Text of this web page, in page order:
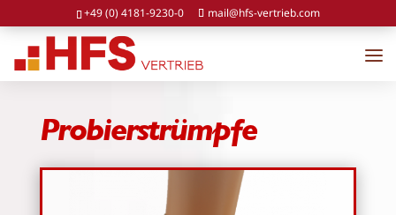
+49 (0) 4181-9230-0 mail@hfs-vertrieb.com
Probierstrümpfe